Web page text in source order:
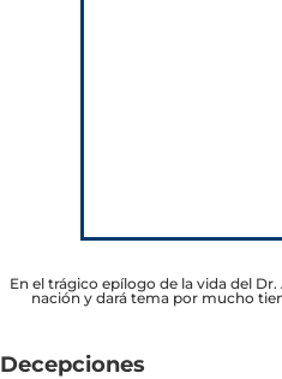
En el trágico epílogo de la vida del
nación y dará tema por mucho
Decepciones